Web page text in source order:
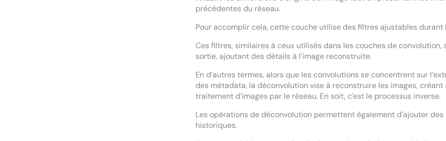
précédentes du réseau.
Pour accomplir cela, cette couche utilise des filtres ajustables durant
Ces filtres, similaires à ceux utilisés dans les couches de
sortie, ajoutant des détails à l’image reconstruite.
En d’autres termes, alors que les convolutions se concentrent sur
des métadata, la déconvolution vise à reconstruire les images,
traitement d’images par le réseau. En soit, c'est le processus inverse.
Les opérations de déconvolution permettent également d’ajouter
historiques.